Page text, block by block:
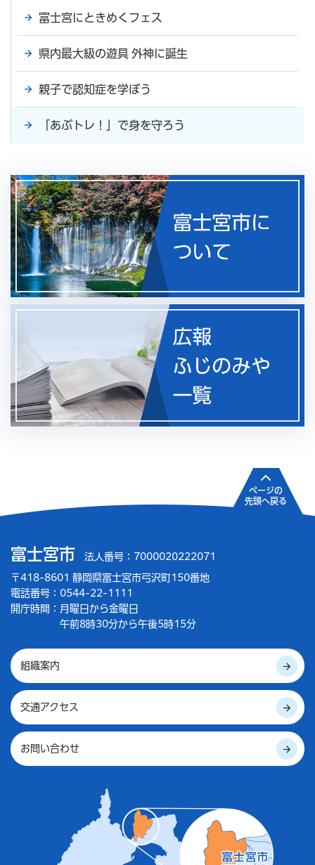
富士宮にときめくフェス
県内最大級の遊具 外神に誕生
親子で認知症を学ぼう
「あぶトレ！」で身を守ろう
富士宮市 法人番号：7000020222071
〒418-8601 静岡県富士宮市弓沢町150番地
電話番号：0544-22-1111
開庁時間： 月曜日から金曜日
午前8時30分から午後5時15分
組織案内
交通アクセス
お問い合わせ
ページの
先頭へ戻る